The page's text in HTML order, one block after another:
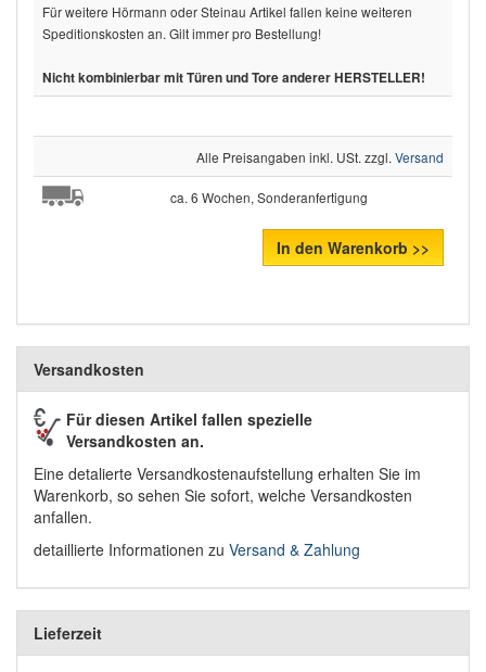
Für weitere Hörmann oder Steinau Artikel fallen keine weiteren
Speditionskosten an. Gilt immer pro Bestellung!
Nicht kombinierbar mit Türen und Tore anderer HERSTELLER!
Alle Preisangaben inkl. USt. zzgl. Versand
ca. 6 Wochen, Sonderanfertigung
In den Warenkorb >>
Versandkosten
Für diesen Artikel fallen spezielle
Versandkosten an.
Eine detalierte Versandkostenaufstellung erhalten Sie im
Warenkorb, so sehen Sie sofort, welche Versandkosten
anfallen.
detaillierte Informationen zu Versand & Zahlung
Lieferzeit